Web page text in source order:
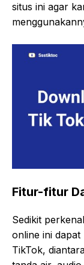
situs ini agar
Fitur-fitur
Sedikit
online ini
TikTok,